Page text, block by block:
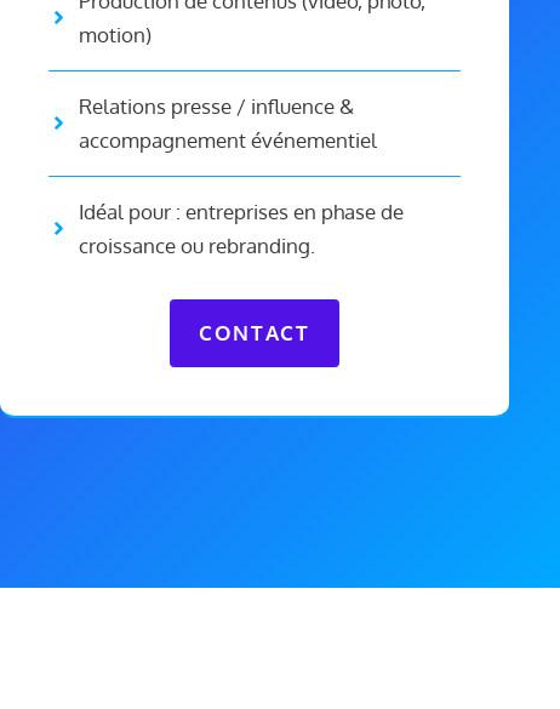
motion)
Relations presse / influence &
accompagnement événementiel
Idéal pour : entreprises en phase de
croissance ou rebranding.
CONTACT